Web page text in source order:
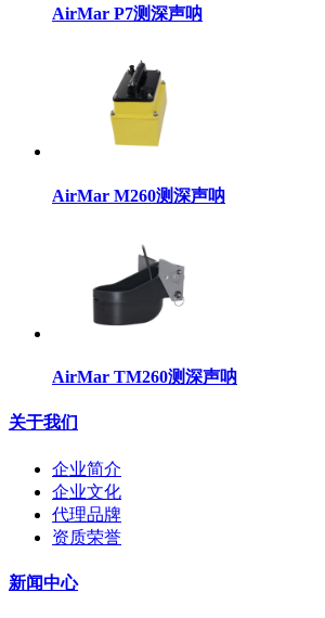
AirMar P7测深声呐
AirMar M260测深声呐
AirMar TM260测深声呐
关于我们
企业简介
企业文化
代理品牌
资质荣誉
新闻中心